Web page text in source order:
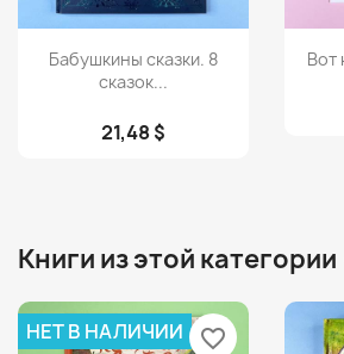
Просмотр
Бабушкины сказки. 8
сказок...
21,48 $
Вот
Книги из этой
НЕТ В НАЛИЧИИ favorite_border